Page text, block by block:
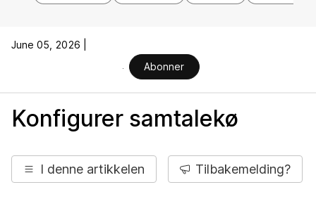
June 05, 2026 |
Abonner
Konfigurer samtalekø
I denne artikkelen Tilbakemelding?